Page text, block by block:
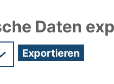
Daten